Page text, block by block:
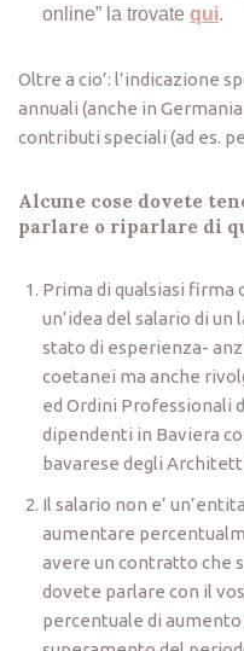
online” la trovate qui.
Oltre a cio’: l’indicazione
annuali (anche in
contributi speciali (ad es.
Alcune cose dovete
parlare o riparlare di
Prima di qualsiasi firma
un’idea del salario di
stato di esperienza-
coetanei ma anche
ed Ordini Professionali
dipendenti in Baviera
bavarese degli
Il salario non e’
aumentare
avere un contratto che
dovete parlare con il
percentuale di